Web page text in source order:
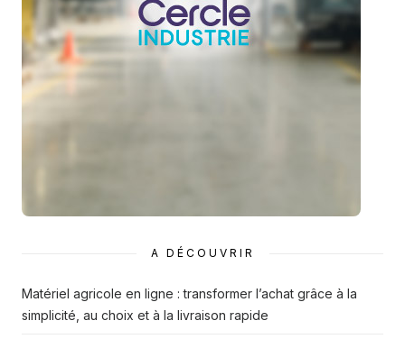
A DÉCOUVRIR
Matériel agricole en ligne : transformer l’achat grâce à la
simplicité, au choix et à la livraison rapide